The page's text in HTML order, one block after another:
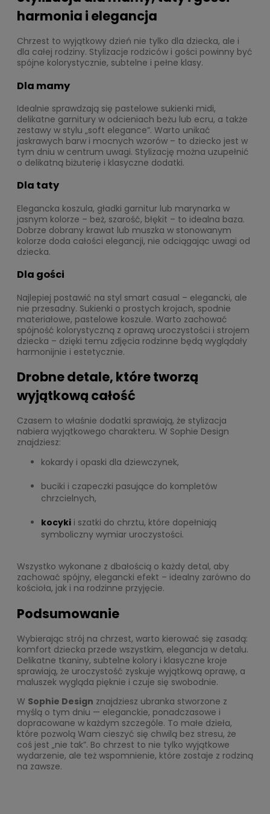
harmonia i elegancja
Chrzest to wyjątkowy dzień nie tylko dla dziecka, ale i
dla całej rodziny. Stylizacje rodziców i gości powinny być
spójne kolorystycznie, subtelne i pełne klasy.
Dla mamy
Idealnie sprawdzają się pastelowe sukienki midi,
delikatne garnitury w odcieniach beżu lub ecru, a także
zestawy w stylu „soft elegance”. Warto unikać
jaskrawych barw i mocnych wzorów – to dziecko jest w
tym dniu w centrum uwagi. Stylizację można uzupełnić
o delikatną biżuterię i klasyczne dodatki.
Dla taty
Elegancka koszula, gładki garnitur lub marynarka w
jasnym kolorze – beż, szarość, błękit – to idealna baza.
Dobrze dobrany krawat lub muszka w stonowanym
kolorze doda całości elegancji, nie odciągając uwagi od
dziecka.
Dla gości
Najlepiej postawić na styl smart casual – elegancki, ale
nie przesadny. Sukienki o prostych krojach, spodnie
materiałowe, pastelowe koszule. Warto zachować
spójność kolorystyczną z oprawą uroczystości i strojem
dziecka – dzięki temu zdjęcia rodzinne będą wyglądały
harmonijnie i estetycznie.
Drobne detale, które tworzą
wyjątkową całość
Czasem to właśnie dodatki sprawiają, że stylizacja
nabiera wyjątkowego charakteru. W Sophie Design
znajdziesz:
kokardy i opaski dla dziewczynek,
buciki i czapeczki pasujące do kompletów
chrzcielnych,
kocyki i szatki do chrztu, które dopełniają
symboliczny wymiar uroczystości.
Wszystko wykonane z dbałością o każdy detal, aby
zachować spójny, elegancki efekt – idealny zarówno do
kościoła, jak i na rodzinne przyjęcie.
Podsumowanie
Wybierając strój na chrzest, warto kierować się zasadą:
komfort dziecka przede wszystkim, elegancja w detalu.
Delikatne tkaniny, subtelne kolory i klasyczne kroje
sprawiają, że uroczystość zyskuje wyjątkową oprawę, a
maluszek wygląda pięknie i czuje się swobodnie.
W Sophie Design znajdziesz ubranka stworzone z
myślą o tym dniu — eleganckie, ponadczasowe i
dopracowane w każdym szczególe. To małe dzieła,
które pozwolą Wam cieszyć się chwilą bez stresu, że
coś jest „nie tak”. Bo chrzest to nie tylko wyjątkowe
wydarzenie, ale też wspomnienie, które zostaje z rodziną
na zawsze.